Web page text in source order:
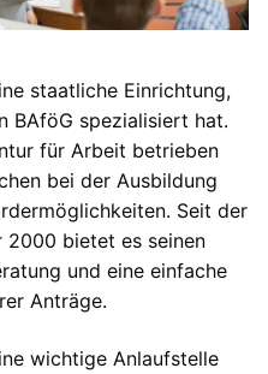
staatliche Einrichtung,
BAföG spezialisiert hat.
für Arbeit betrieben
bei der Ausbildung
Seit der
2000 bietet es seinen
und eine einfache
Anträge.
wichtige Anlaufstelle